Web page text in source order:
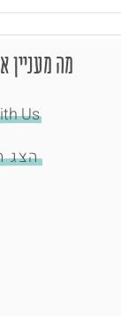
מה מעניין
Us
הצג